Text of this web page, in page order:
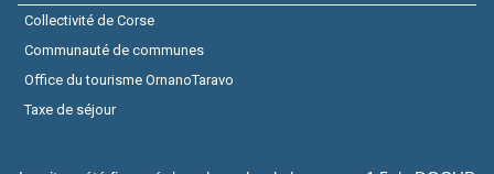
Collectivité de Corse
Communauté de communes
Office du tourisme OrnanoTaravo
Taxe de séjour